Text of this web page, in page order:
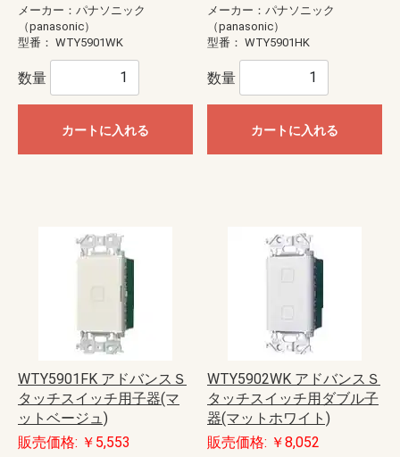
メーカー：パナソニック
（panasonic）
型番： WTY5901WK
数量
カートに入れる
メーカー：パナソニック
（panasonic）
型番： WTY5901HK
数量
カートに入れる
WTY5901FK アドバンスＳ
タッチスイッチ用子器(マ
ットベージュ)
販売価格: ￥5,553
WTY5902WK アドバンスＳ
タッチスイッチ用ダブル子
器(マットホワイト)
販売価格: ￥8,052